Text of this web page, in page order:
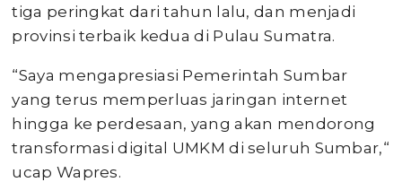
tiga peringkat dari tahun lalu, dan menjadi
provinsi terbaik kedua di Pulau Sumatra.
“Saya mengapresiasi Pemerintah Sumbar
yang terus memperluas jaringan internet
hingga ke perdesaan, yang akan mendorong
transformasi digital UMKM di seluruh Sumbar,“
ucap Wapres.